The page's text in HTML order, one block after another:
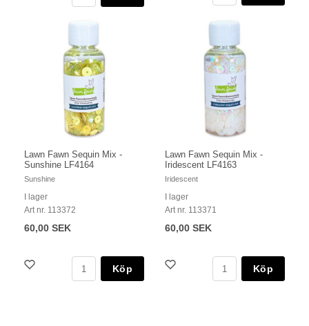
Lawn Fawn Sequin Mix -
Sunshine LF4164
Sunshine
I lager
Art nr. 113372
60,00 SEK
Köp
Lawn Fawn Sequin Mix -
Iridescent LF4163
Iridescent
I lager
Art nr. 113371
60,00 SEK
Köp